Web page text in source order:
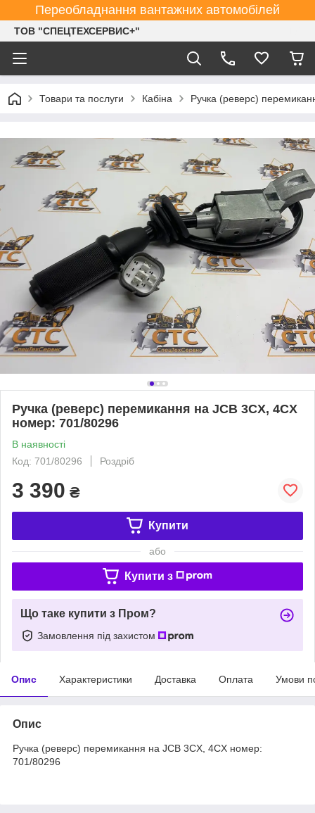
Переобладнання вантажних автомобілей
ТОВ "СПЕЦТЕХСЕРВИС+"
Товари та послуги Кабіна Ручка (реверс)
Ручка (реверс) перемикання на JCB 3CX, 4CX
номер: 701/80296
В наявності
Код: 701/80296
Роздріб
3 390 ₴
Купити
або
Купити з
Що таке купити з Пром?
Замовлення під захистом
Опис Характеристики Доставка Оплата Умови
Опис
Ручка (реверс) перемикання на JCB 3CX, 4CX номер:
701/80296